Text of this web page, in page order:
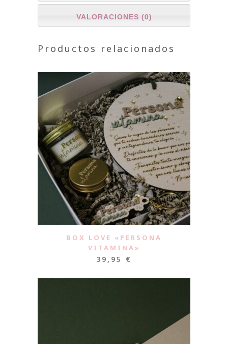
VALORACIONES (0)
Productos relacionados
BOX LOVE «PERSONA
VITAMINA»
39,95 €